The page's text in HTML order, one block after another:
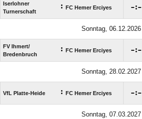
Iserlohner
Turnerschaft
: FC Hemer Erciyes :
Sonntag, 06.12.2026
FV Ihmert/​
Bredenbruch
: FC Hemer Erciyes :
Sonntag, 28.02.2027
VfL Platte-Heide : FC Hemer Erciyes :
Sonntag, 07.03.2027